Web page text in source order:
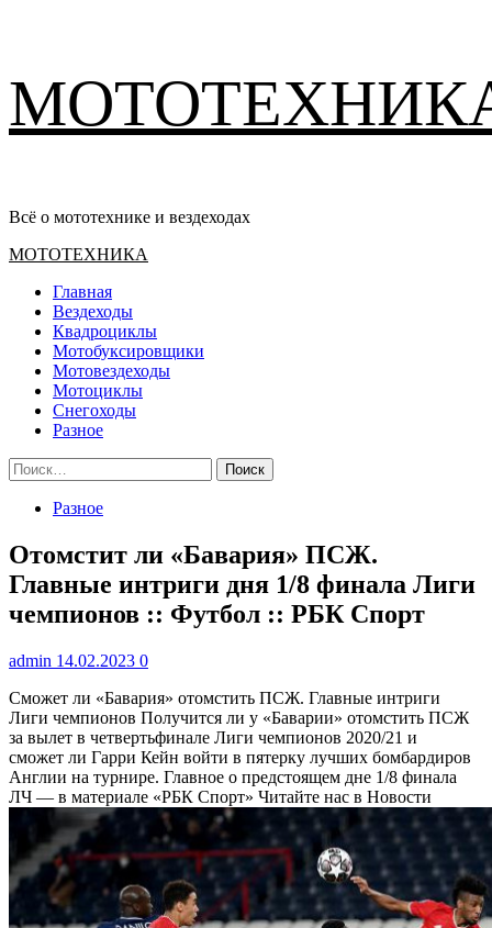
содержимому
Всё о мототехнике и вездеходах
Основное
МОТОТЕХНИКА
Главная
Вездеходы
Квадроциклы
Мотобуксировщики
Мотовездеходы
Мотоциклы
Снегоходы
Разное
Найти:
Разное
Отомстит ли «Бавария» ПСЖ.
Главные интриги дня 1/8 финала Лиги
чемпионов :: Футбол :: РБК Спорт
admin 14.02.2023 0
Сможет ли «Бавария» отомстить ПСЖ. Главные интриги
Лиги чемпионов Получится ли у «Баварии» отомстить ПСЖ
за вылет в четвертьфинале Лиги чемпионов 2020/21 и
сможет ли Гарри Кейн войти в пятерку лучших бомбардиров
Англии на турнире. Главное о предстоящем дне 1/8 финала
ЛЧ — в материале «РБК Спорт» Читайте нас в Новости